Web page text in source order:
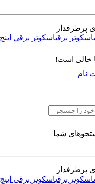
پرطرفدار
اسکوتر برقیاسکوتر برقی اینچ
خالی است!
نام
شما
پرطرفدار
اسکوتر برقیاسکوتر برقی اینچ